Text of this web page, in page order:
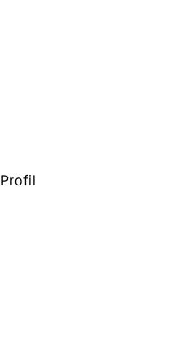
Profil